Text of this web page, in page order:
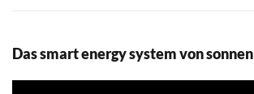
Das smart energy system von sonnen